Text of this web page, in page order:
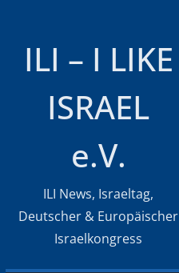
ILI – I LIKE
ISRAEL
e.V.
ILI News, Israeltag,
Deutscher & Europäischer
Israelkongress